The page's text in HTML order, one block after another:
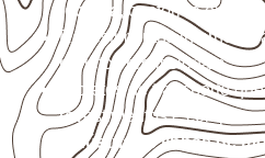
técnica , conforme
Revestimentos internos,
projetos profissionais.
Projetos de transporte
revestimentos e
Indústrias e linhas de